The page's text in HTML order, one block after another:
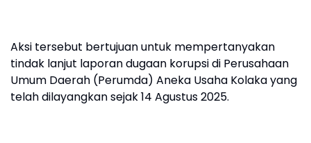
Aksi tersebut bertujuan untuk mempertanyakan
tindak lanjut laporan dugaan korupsi di Perusahaan
Umum Daerah (Perumda) Aneka Usaha Kolaka yang
telah dilayangkan sejak 14 Agustus 2025.